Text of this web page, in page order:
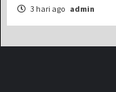
3 hari ago admin